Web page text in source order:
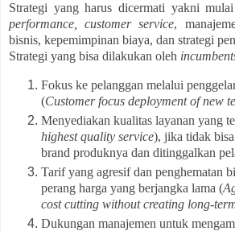
Strategi yang harus dicermati yakni
performance,
customer service,
bisnis, kepemimpinan biaya, dan strategi
Strategi yang bisa dilakukan oleh
Fokus ke pelanggan melalui
(Customer focus deployment of new
Menyediakan kualitas layanan yang
highest quality service), jika tidak
brand produknya dan ditinggalkan
Tarif yang agresif dan penghematan
perang harga yang berjangka lama (
cost cutting without creating long-
Dukungan manajemen untuk